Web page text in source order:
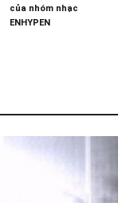
của nhóm nhạc
ENHYPEN